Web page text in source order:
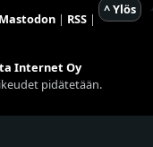
^ Ylös
Mastodon| RSS|
Internet Oy
pidätetään.